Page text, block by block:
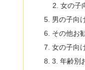
女の子
男の子向
その他お
女の子向
3. 年齢別